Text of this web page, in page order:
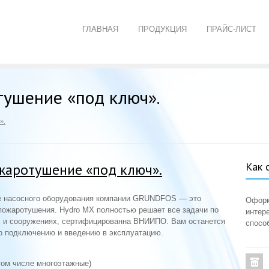
ГЛАВНАЯ ПРОДУКЦИЯ ПРАЙС-ЛИСТ
«под ключ».
«под ключ».
оборудования компании GRUNDFOS — это
Hydro MX полностью решает все задачи по
и сооружениях, сертифицированна ВНИИПО. Вам останется
подключению и введению в эксплуатацию.
числе многоэтажные)
Как